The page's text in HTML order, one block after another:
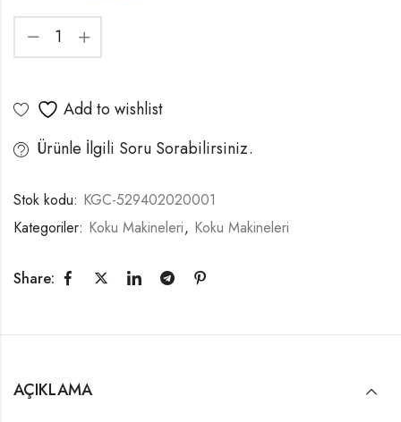
Add to wishlist
Ürünle İlgili Soru Sorabilirsiniz.
Stok kodu: KGC-529402020001
Kategoriler: Koku Makineleri, Koku Makineleri
Share:
AÇIKLAMA